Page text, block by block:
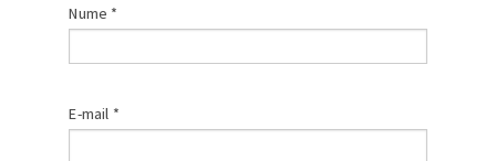
Nume *
E-mail *